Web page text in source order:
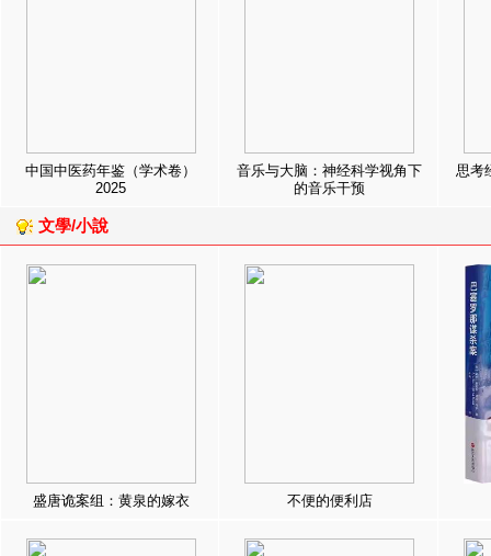
中国中医药年鉴（学术卷）
2025
音乐与大脑：神经科学视角下
的音乐干预
思考
文學/小說
盛唐诡案组：黄泉的嫁衣 不便的便利店